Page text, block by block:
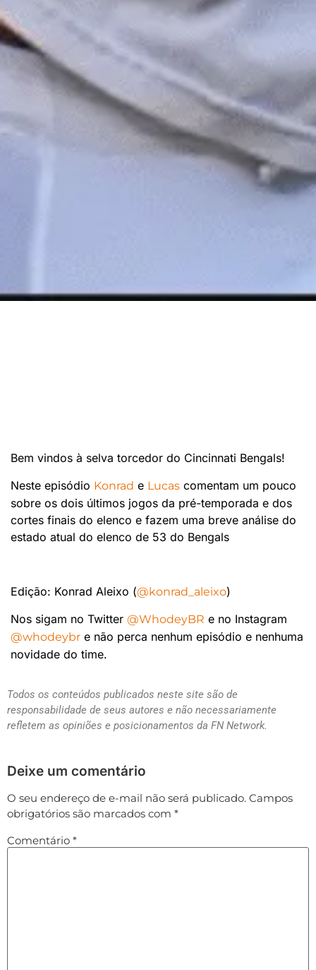
Bem vindos à selva torcedor do Cincinnati Bengals!
Neste episódio Konrad e Lucas comentam um pouco
sobre os dois últimos jogos da pré-temporada e dos
cortes finais do elenco e fazem uma breve análise do
estado atual do elenco de 53 do Bengals
Edição: Konrad Aleixo (@konrad_aleixo)
Nos sigam no Twitter @WhodeyBR e no Instagram
@whodeybr e não perca nenhum episódio e nenhuma
novidade do time.
Todos os conteúdos publicados neste site são de
responsabilidade de seus autores e não necessariamente
refletem as opiniões e posicionamentos da FN Network.
Deixe um comentário
O seu endereço de e-mail não será publicado. Campos
obrigatórios são marcados com *
Comentário *